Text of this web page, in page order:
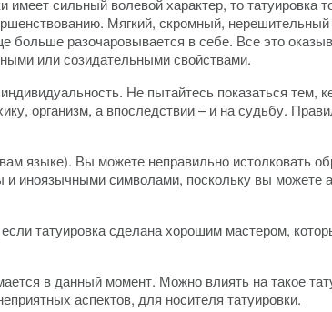
сильный волевой характер, то татуировка
Мягкий, скромный, нерешительный
разочаровывается в себе. Все это
или созидательными свойствами.
Не пытайтесь показаться
организм, а впоследствии – и на судьбу.
языке). Вы можете неправильно истолковать
иноязычными символами, поскольку вы можете
татуировка сделана хорошим мастером,
в данный момент. Можно влиять на такое
аспектов, для носителя татуировки.